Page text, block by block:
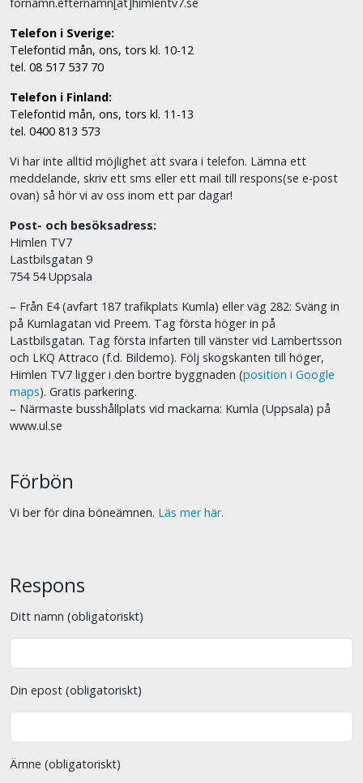
fornamn.efternamn[ät]himlentv7.se
Telefon i Sverige:
Telefontid mån, ons, tors kl. 10-12
tel. 08 517 537 70
Telefon i Finland:
Telefontid mån, ons, tors kl. 11-13
tel. 0400 813 573
Vi har inte alltid möjlighet att svara i telefon. Lämna ett
meddelande, skriv ett sms eller ett mail till respons(se e-post
ovan) så hör vi av oss inom ett par dagar!
Post- och besöksadress:
Himlen TV7
Lastbilsgatan 9
754 54 Uppsala
– Från E4 (avfart 187 trafikplats Kumla) eller väg 282: Sväng in
på Kumlagatan vid Preem. Tag första höger in på
Lastbilsgatan. Tag första infarten till vänster vid Lambertsson
och LKQ Attraco (f.d. Bildemo). Följ skogskanten till höger,
Himlen TV7 ligger i den bortre byggnaden (position i Google
maps). Gratis parkering.
– Närmaste busshållplats vid mackarna: Kumla (Uppsala) på
www.ul.se
Förbön
Vi ber för dina böneämnen. Läs mer här.
Respons
Ditt namn (obligatoriskt)
Din epost (obligatoriskt)
Ämne (obligatoriskt)